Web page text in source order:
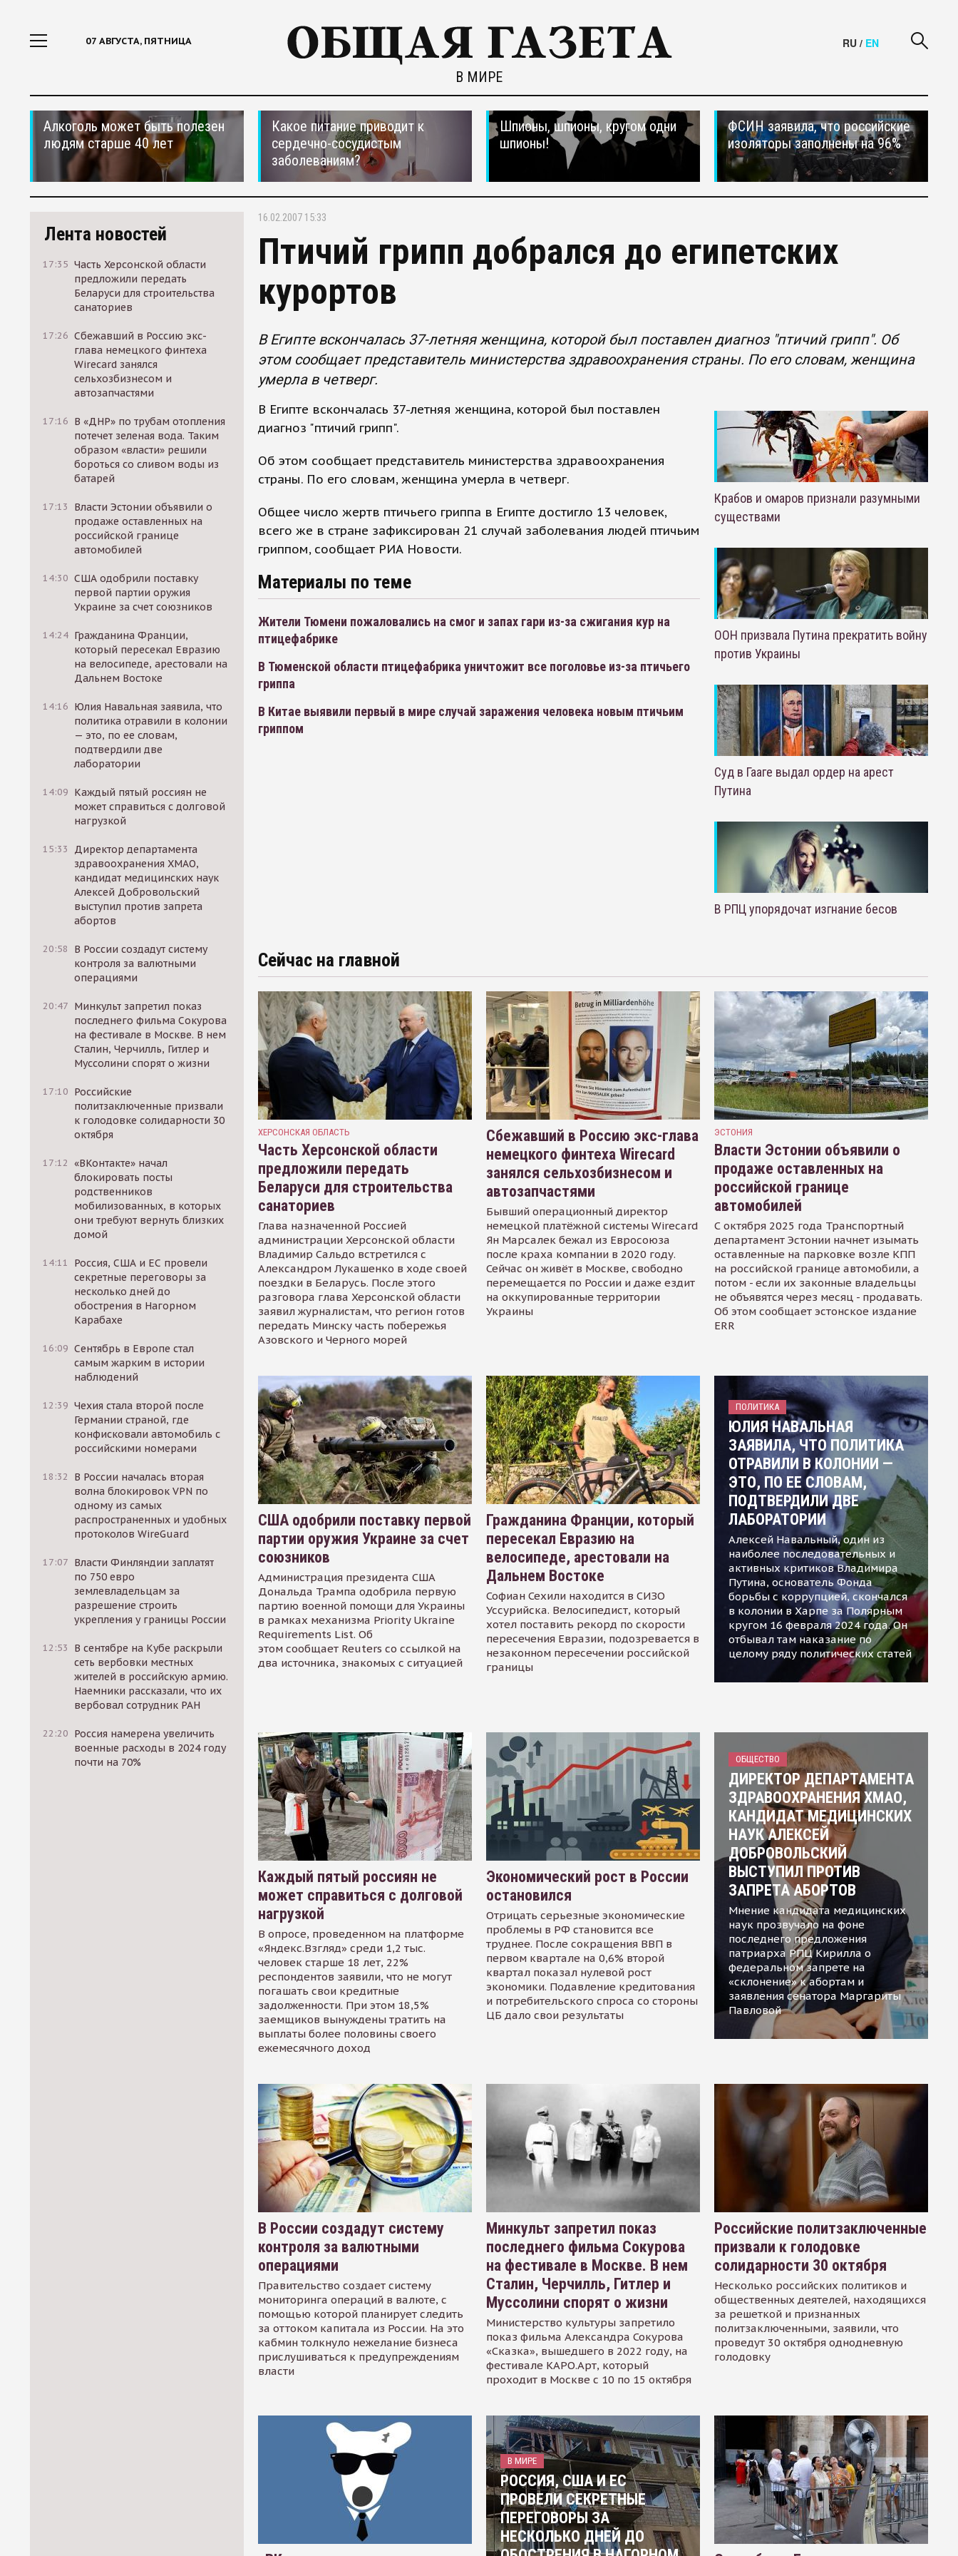
07 АВГУСТА, ПЯТНИЦА
В МИРЕ
RU / EN
Алкоголь может быть полезен
людям старше 40 лет
Какое питание приводит к
сердечно-сосудистым
заболеваниям?
Шпионы, шпионы, кругом одни
шпионы!
ФСИН заявила, что российские
изоляторы заполнены на 96%
Лента новостей
17:35 Часть Херсонской области
предложили передать
Беларуси для строительства
санаториев
17:26 Сбежавший в Россию экс-
глава немецкого финтеха
Wirecard занялся
сельхозбизнесом и
автозапчастями
17:16 В «ДНР» по трубам отопления
потечет зеленая вода. Таким
образом «власти» решили
бороться со сливом воды из
батарей
17:13
Власти Эстонии объявили о
продаже оставленных на
российской границе
автомобилей
14:30 США одобрили поставку
первой партии оружия
Украине за счет союзников
14:24 Гражданина Франции,
который пересекал Евразию
на велосипеде, арестовали на
Дальнем Востоке
14:16 Юлия Навальная заявила, что
политика отравили в колонии
— это, по ее словам,
подтвердили две
лаборатории
14:09 Каждый пятый россиян не
может справиться с долговой
нагрузкой
15:33
Директор департамента
здравоохранения ХМАО,
кандидат медицинских наук
Алексей Добровольский
выступил против запрета
абортов
20:58
В России создадут систему
контроля за валютными
операциями
20:47 Минкульт запретил показ
последнего фильма Сокурова
на фестивале в Москве. В нем
Сталин, Черчилль, Гитлер и
Муссолини спорят о жизни
17:10 Российские
политзаключенные призвали
к голодовке солидарности 30
октября
17:12 «ВКонтакте» начал
блокировать посты
родственников
мобилизованных, в которых
они требуют вернуть близких
домой
14:11
Россия, США и ЕС провели
секретные переговоры за
несколько дней до
обострения в Нагорном
Карабахе
16:09 Сентябрь в Европе стал
самым жарким в истории
наблюдений
12:39 Чехия стала второй после
Германии страной, где
конфисковали автомобиль с
российскими номерами
18:32
В России началась вторая
волна блокировок VPN по
одному из самых
распространенных и удобных
протоколов WireGuard
17:07 Власти Финляндии заплатят
по 750 евро
землевладельцам за
разрешение строить
укрепления у границы России
12:53
В сентябре на Кубе раскрыли
сеть вербовки местных
жителей в российскую армию.
Наемники рассказали, что их
вербовал сотрудник РАН
22:20 Россия намерена увеличить
военные расходы в 2024 году
почти на 70%
16.02.2007 15:33
Птичий грипп добрался до египетских
курортов
В Египте вскончалась 37-летняя женщина, которой был поставлен диагноз "птичий грипп". Об
этом сообщает представитель министерства здравоохранения страны. По его словам, женщина
умерла в четверг.
В Египте вскончалась 37-летняя женщина, которой был поставлен
диагноз "птичий грипп".
Об этом сообщает представитель министерства здравоохранения
страны. По его словам, женщина умерла в четверг.
Общее число жертв птичьего гриппа в Египте достигло 13 человек,
всего же в стране зафиксирован 21 случай заболевания людей птичьим
гриппом, сообщает РИА Новости.
Материалы по теме
Жители Тюмени пожаловались на смог и запах гари из-за сжигания кур на
птицефабрике
В Тюменской области птицефабрика уничтожит все поголовье из-за птичьего
гриппа
В Китае выявили первый в мире случай заражения человека новым птичьим
гриппом
Крабов и омаров признали разумными
существами
ООН призвала Путина прекратить войну
против Украины
Суд в Гааге выдал ордер на арест
Путина
В РПЦ упорядочат изгнание бесов
Сейчас на главной
ХЕРСОНСКАЯ ОБЛАСТЬ
Часть Херсонской области
предложили передать
Беларуси для строительства
санаториев
Глава назначенной Россией
администрации Херсонской области
Владимир Сальдо встретился с
Александром Лукашенко в ходе своей
поездки в Беларусь. После этого
разговора глава Херсонской области
заявил журналистам, что регион готов
передать Минску часть побережья
Азовского и Черного морей
Сбежавший в Россию экс-глава
немецкого финтеха Wirecard
занялся сельхозбизнесом и
автозапчастями
Бывший операционный директор
немецкой платёжной системы Wirecard
Ян Марсалек бежал из Евросоюза
после краха компании в 2020 году.
Сейчас он живёт в Москве, свободно
перемещается по России и даже ездит
на оккупированные территории
Украины
ЭСТОНИЯ
Власти Эстонии объявили о
продаже оставленных на
российской границе
автомобилей
С октября 2025 года Транспортный
департамент Эстонии начнет изымать
оставленные на парковке возле КПП
на российской границе автомобили, а
потом - если их законные владельцы
не объявятся через месяц - продавать.
Об этом сообщает эстонское издание
ERR
США одобрили поставку первой
партии оружия Украине за счет
союзников
Администрация президента США
Дональда Трампа одобрила первую
партию военной помощи для Украины
в рамках механизма Priority Ukraine
Requirements List. Об
этом сообщает Reuters со ссылкой на
два источника, знакомых с ситуацией
Гражданина Франции, который
пересекал Евразию на
велосипеде, арестовали на
Дальнем Востоке
Софиан Сехили находится в СИЗО
Уссурийска. Велосипедист, который
хотел поставить рекорд по скорости
пересечения Евразии, подозревается в
незаконном пересечении российской
границы
ПОЛИТИКА
ЮЛИЯ НАВАЛЬНАЯ
ЗАЯВИЛА, ЧТО ПОЛИТИКА
ОТРАВИЛИ В КОЛОНИИ —
ЭТО, ПО ЕЕ СЛОВАМ,
ПОДТВЕРДИЛИ ДВЕ
ЛАБОРАТОРИИ
Алексей Навальный, один из
наиболее последовательных и
активных критиков Владимира
Путина, основатель Фонда
борьбы с коррупцией, скончался
в колонии в Харпе за Полярным
кругом 16 февраля 2024 года. Он
отбывал там наказание по
целому ряду политических статей
Каждый пятый россиян не
может справиться с долговой
нагрузкой
В опросе, проведенном на платформе
«Яндекс.Взгляд» среди 1,2 тыс.
человек старше 18 лет, 22%
респондентов заявили, что не могут
погашать свои кредитные
задолженности. При этом 18,5%
заемщиков вынуждены тратить на
выплаты более половины своего
ежемесячного доход
Экономический рост в России
остановился
Отрицать серьезные экономические
проблемы в РФ становится все
труднее. После сокращения ВВП в
первом квартале на 0,6% второй
квартал показал нулевой рост
экономики. Подавление кредитования
и потребительского спроса со стороны
ЦБ дало свои результаты
ОБЩЕСТВО
ДИРЕКТОР ДЕПАРТАМЕНТА
ЗДРАВООХРАНЕНИЯ ХМАО,
КАНДИДАТ МЕДИЦИНСКИХ
НАУК АЛЕКСЕЙ
ДОБРОВОЛЬСКИЙ
ВЫСТУПИЛ ПРОТИВ
ЗАПРЕТА АБОРТОВ
Мнение кандидата медицинских
наук прозвучало на фоне
последнего предложения
патриарха РПЦ Кирилла о
федеральном запрете на
«склонение» к абортам и
заявления сенатора Маргариты
Павловой
В России создадут систему
контроля за валютными
операциями
Правительство создает систему
мониторинга операций в валюте, с
помощью которой планирует следить
за оттоком капитала из России. На это
кабмин толкнуло нежелание бизнеса
прислушиваться к предупреждениям
власти
Минкульт запретил показ
последнего фильма Сокурова
на фестивале в Москве. В нем
Сталин, Черчилль, Гитлер и
Муссолини спорят о жизни
Министерство культуры запретило
показ фильма Александра Сокурова
«Сказка», вышедшего в 2022 году, на
фестивале КАРО.Арт, который
проходит в Москве с 10 по 15 октября
Российские политзаключенные
призвали к голодовке
солидарности 30 октября
Несколько российских политиков и
общественных деятелей, находящихся
за решеткой и признанных
политзаключенными, заявили, что
проведут 30 октября однодневную
голодовку
В МИРЕ
РОССИЯ, США И ЕС
ПРОВЕЛИ СЕКРЕТНЫЕ
ПЕРЕГОВОРЫ ЗА
НЕСКОЛЬКО ДНЕЙ ДО